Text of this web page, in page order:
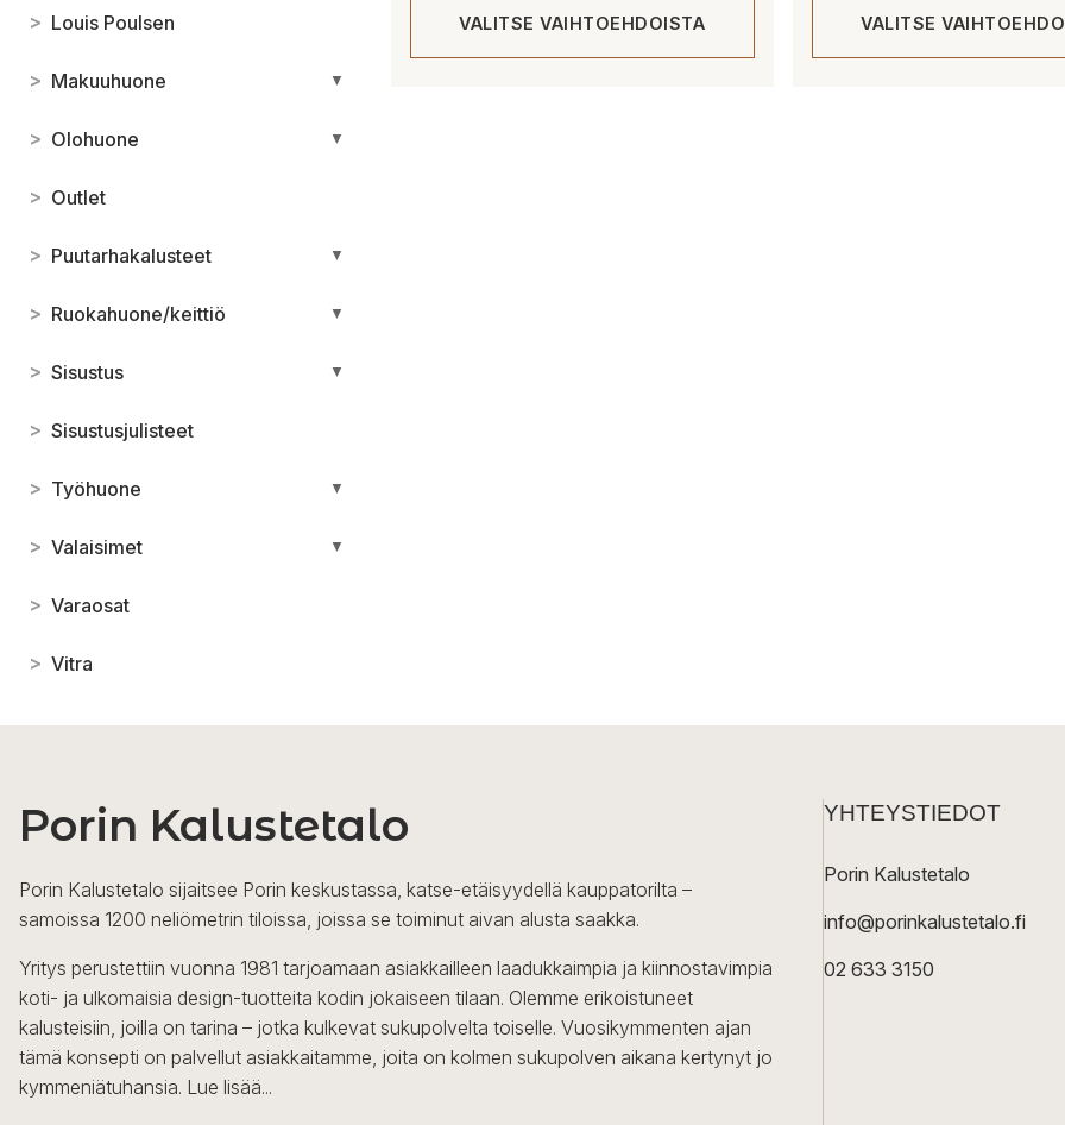
> Louis Poulsen
> Makuuhuone ▼
> Olohuone ▼
> Outlet
> Puutarhakalusteet ▼
> Ruokahuone/keittiö ▼
> Sisustus ▼
> Sisustusjulisteet
> Työhuone ▼
> Valaisimet ▼
> Varaosat
> Vitra
108,00 €
VALITSE VAIHTOEHDOISTA VALITSE
Porin Kalustetalo
Porin Kalustetalo sijaitsee Porin keskustassa, katse-etäisyydellä kauppatorilta –
samoissa 1200 neliömetrin tiloissa, joissa se toiminut aivan alusta saakka.
Yritys perustettiin vuonna 1981 tarjoamaan asiakkailleen laadukkaimpia ja kiinnostavimpia
koti- ja ulkomaisia design-tuotteita kodin jokaiseen tilaan. Olemme erikoistuneet
kalusteisiin, joilla on tarina – jotka kulkevat sukupolvelta toiselle. Vuosikymmenten ajan
tämä konsepti on palvellut asiakkaitamme, joita on kolmen sukupolven aikana kertynyt jo
kymmeniätuhansia. Lue lisää...
YHTEYSTIEDOT
Porin Kalustetalo
info@porinkalustetalo.fi
02 633 3150